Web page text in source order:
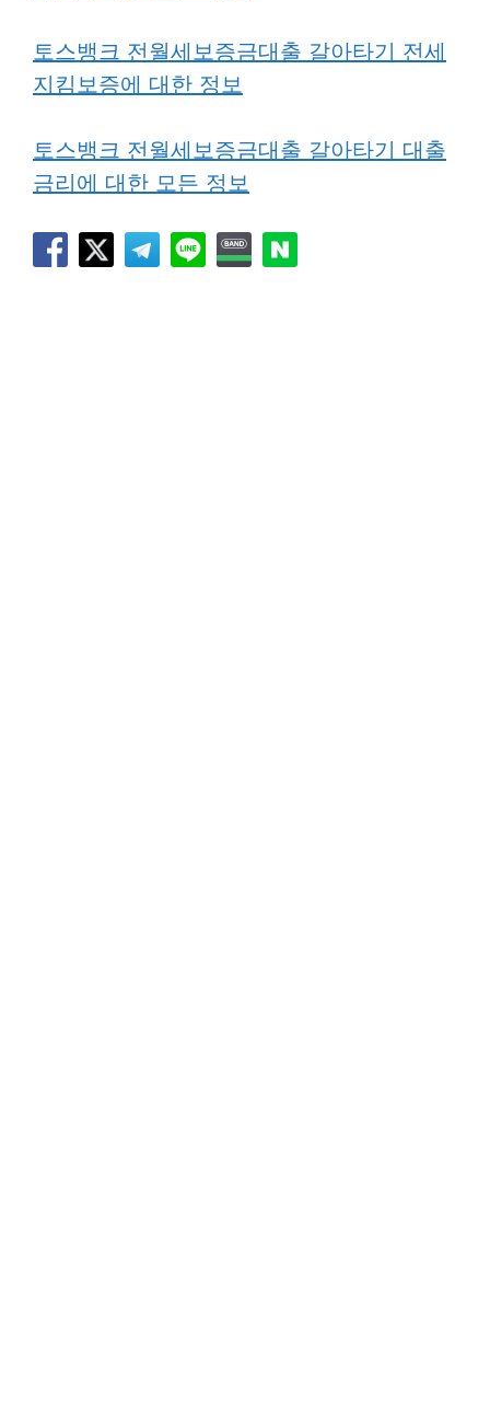
토스뱅크 전월세보증금대출 갈아타기 전세
지킴보증에 대한 정보
토스뱅크 전월세보증금대출 갈아타기 대출
금리에 대한 모든 정보